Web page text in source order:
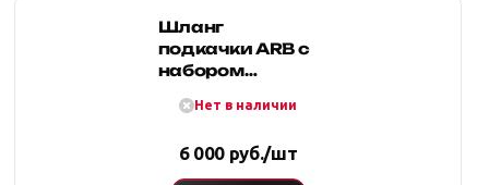
Шланг
подкачки ARB c
набором
Нет в наличии
6 000 руб./шт